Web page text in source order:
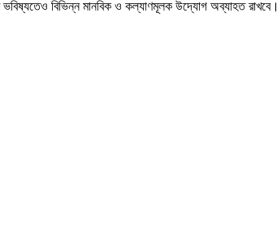
ভবিষ্যতেও বিভিন্ন মানবিক ও কল্যাণমূলক উদ্যোগ অব্যাহত রাখবে।